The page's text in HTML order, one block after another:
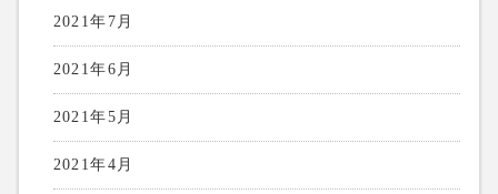
2021年7月
2021年6月
2021年5月
2021年4月